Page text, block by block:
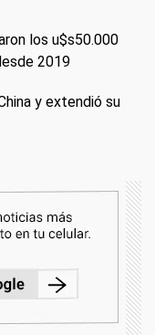
los u$s50.000
2019
y extendió su